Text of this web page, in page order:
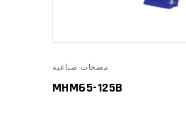
مضخات صناعية
MHM65-125B